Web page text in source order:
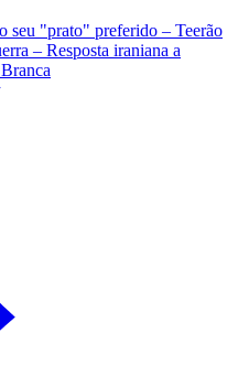
seu "prato" preferido – Teerão
– Resposta iraniana a